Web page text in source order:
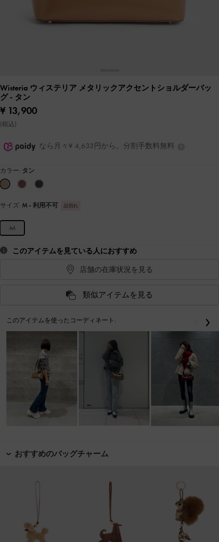
Wisteria ウィステリア メタリックアクセントショルダーバッ
グ- タン
¥ 13,900
(税込)
なら月々¥ 4,633円から。分割手数料無料
カラー: タン
サイズ: M - 利用不可 品切れ
M
このアイテムを見ている人におすすめ
店舗の在庫状況を見る
類似アイテムを見る
このアイテムを使ったコーディネート: 戻る
おすすめのバッグチャーム